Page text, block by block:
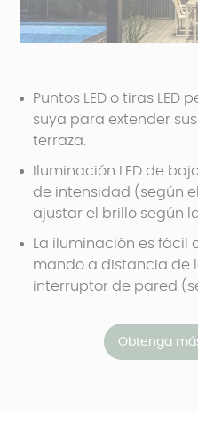
Puntos LED o tiras LED
suya para extender
terraza.
Iluminación LED de
de intensidad (según
ajustar el brillo según
La iluminación es fácil
mando a distancia de
interruptor de pared
Obtenga